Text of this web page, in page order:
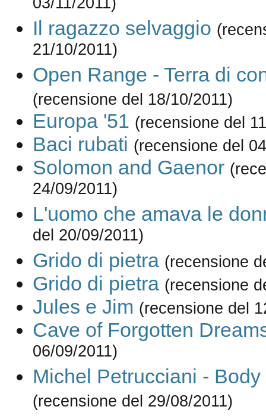
03/11/2011)
Il ragazzo selvaggio
21/10/2011)
Open Range - Terra di
(recensione del 18/10/2011)
Europa '51 (recensione del
Baci rubati (recensione del
Solomon and Gaenor
24/09/2011)
L'uomo che amava le
del 20/09/2011)
Grido di pietra (recensione
Grido di pietra (recensione
Jules e Jim (recensione del
Cave of Forgotten
06/09/2011)
Michel Petrucciani -
(recensione del 29/08/2011)